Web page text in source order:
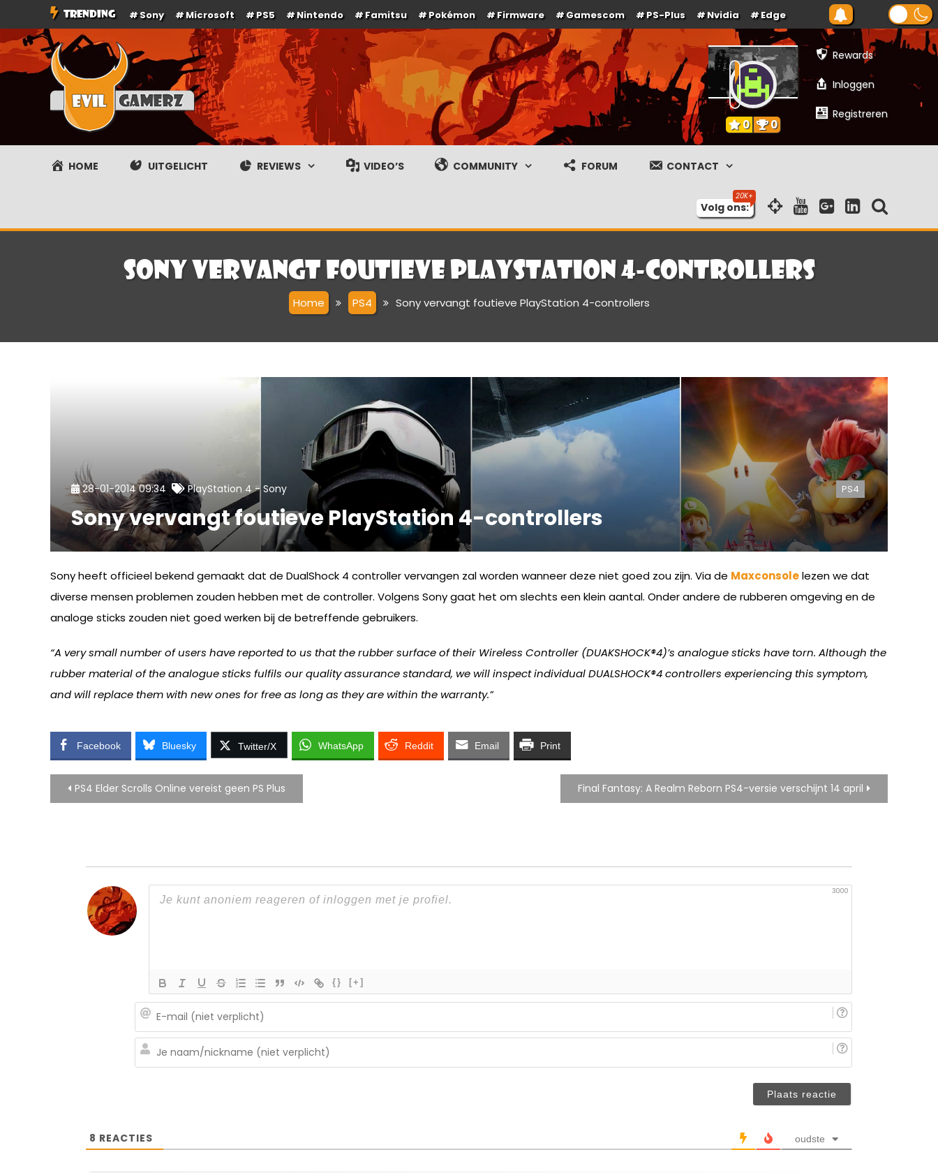
naar
de
TRENDING Sony Microsoft PS5 Nintendo Famitsu Pokémon Firmware Gamescom PS-Plus Nvidia Edge
Evilgamerz
Het meest interessante game nieuws, reviews, coverage en gameplay streams
Rewards
Inloggen
Registreren
0 0
HOME UITGELICHT REVIEWS VIDEO’S COMMUNITY FORUM CONTACT
Volg ons:
Sony vervangt foutieve PlayStation 4-controllers
Home PS4 Sony vervangt foutieve PlayStation 4-controllers
PS4
28-01-2014 09:34 PlayStation 4- Sony
Sony vervangt foutieve PlayStation 4-controllers
Sony heeft officieel bekend gemaakt dat de DualShock 4 controller vervangen zal worden wanneer deze niet goed zou zijn. Via de Maxconsolelezen we dat
diverse mensen problemen zouden hebben met de controller. Volgens Sony gaat het om slechts een klein aantal. Onder andere de rubberen omgeving en de
analoge sticks zouden niet goed werken bij de betreffende gebruikers.
“A very small number of users have reported to us that the rubber surface of their Wireless Controller (DUAKSHOCK®4)’s analogue sticks have torn. Although the
rubber material of the analogue sticks fulfils our quality assurance standard, we will inspect individual DUALSHOCK®4 controllers experiencing this symptom,
and will replace them with new ones for free as long as they are within the warranty.”
Facebook Bluesky Twitter/X WhatsApp Reddit Email Print
Bericht
PS4 Elder Scrolls Online vereist geen PS Plus Final Fantasy: A Realm Reborn PS4-versie verschijnt 14 april
3000
{} [+]
(niet
8 REACTIES oudste